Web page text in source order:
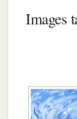
Images